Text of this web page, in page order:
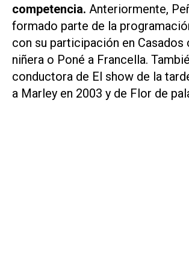
competencia. Anteriormente,
formado parte de la
con su participación en Casados
niñera o Poné a Francella.
conductora de El show de la
a Marley en 2003 y de Flor de